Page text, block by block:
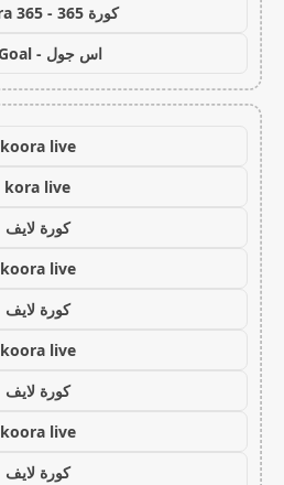
كورة 365 - kooora 365
اس جول - AS Goal
koora live
kora live
كورة لايف
koora live
كورة لايف
koora live
كورة لايف
koora live
كورة لايف